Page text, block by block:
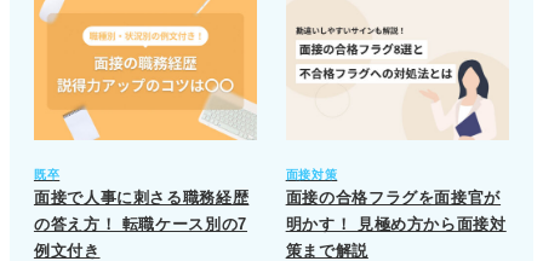
既卒
面接で人事に刺さる職務経歴
の答え方！ 転職ケース別の7
例文付き
面接対策
面接の合格フラグを面接官が
明かす！ 見極め方から面接対
策まで解説